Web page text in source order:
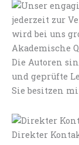
Akademische
Die Autoren
und geprüfte
Sie besitzen
Direkter